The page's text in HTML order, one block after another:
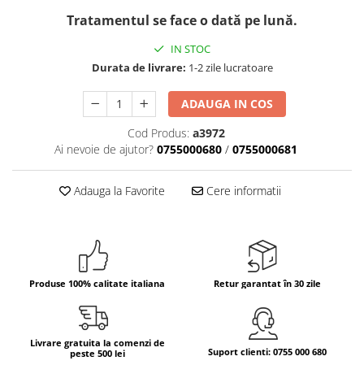
Bere italiana
Bauturi aperitive, alcoolice
Sucuri si bauturi racoritoare
Panettone cozonac italian,
Pandoro si Balocco
Produse fara gluten
Produse de patiserie
Tratamentul se face o dată pe lună.
IN STOC
Durata de livrare: 1-2 zile lucratoare
ADAUGA IN COS
Cod Produs: a3972
Ai nevoie de ajutor? 0755000680 / 0755000681
Adauga la Favorite Cere informatii
Produse 100% calitate italiana Retur garantat în 30 zile
Livrare gratuita la comenzi de
peste 500 lei
Suport clienti: 0755 000 680